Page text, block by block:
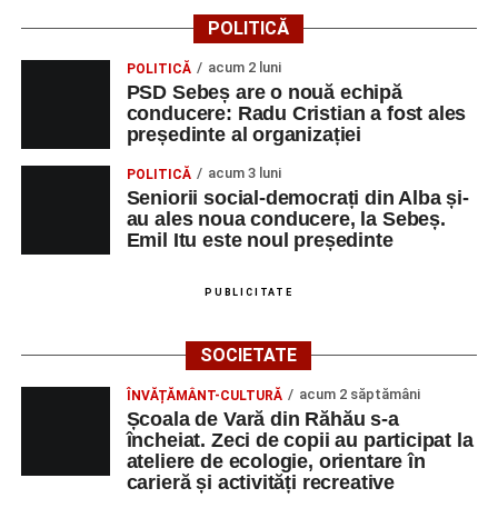
POLITICĂ
POLITICĂ acum 2 luni
PSD Sebeș are o nouă echipă
conducere: Radu Cristian a fost ales
președinte al organizației
POLITICĂ acum 3 luni
Seniorii social-democrați din Alba și-
au ales noua conducere, la Sebeș.
Emil Itu este noul președinte
PUBLICITATE
SOCIETATE
ÎNVĂȚĂMÂNT-CULTURĂ acum 2 săptămâni
Școala de Vară din Răhău s-a
încheiat. Zeci de copii au participat la
ateliere de ecologie, orientare în
carieră și activități recreative